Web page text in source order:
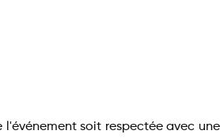
soit respectée avec une